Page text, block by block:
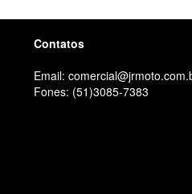
Contatos
Email:
Fones: (51)3085-7383